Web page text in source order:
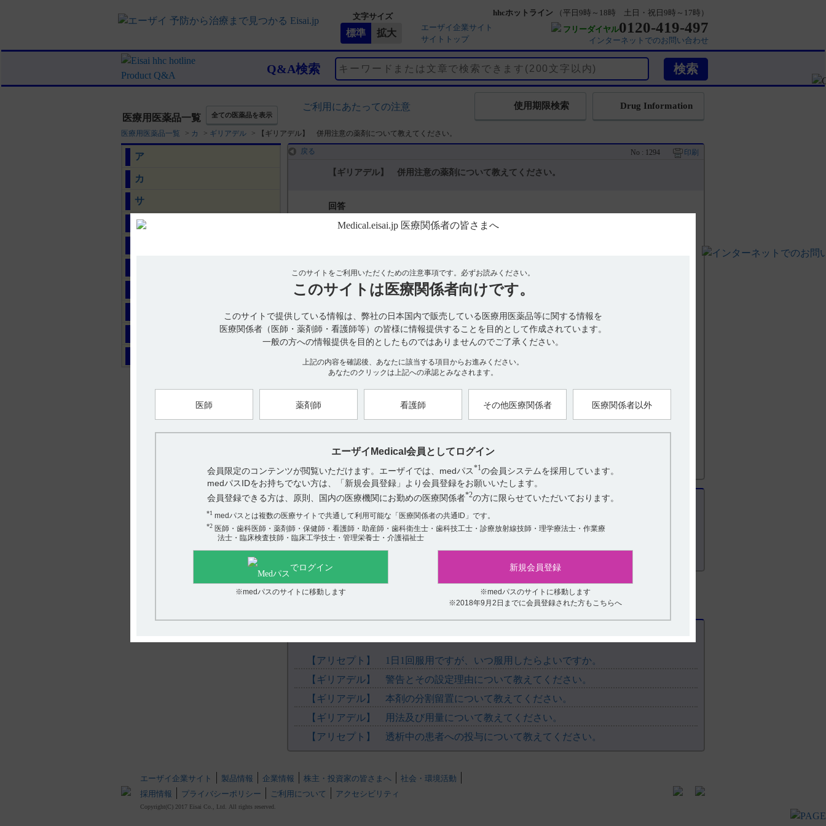
文字サイズ
エーザイ企業サイト
サイトトップ
hhcホットライン
（平日9時～18時 土日・祝日9時～17時）
フリーダイヤル0120-419-497
インターネットでのお問い合わせ
Q&A検索
医療用医薬品一覧 全ての医薬品を表示
ご利用にあたっての注意 Drug Information
使用期限検索
医療用医薬品一覧 > カ > ギリアデル > 【ギリアデル】 併用注意の薬剤について教えてください。
ア
カ
サ
タ
このサイトをご利用いただくための注意事項です。 必ずお読みください。
このサイトは 医療関係者向けです。
このサイトで提供している情報は、弊社の日本国内で販売している医療用医薬品等に関する情報を
医療関係者（医師・薬剤師・看護師等）の皆様に情報提供することを目的として作成されています。
一般の方への情報提供を目的としたものではありませんのでご了承ください。
上記の内容を確認後、あなたに該当する項目からお進みください。
あなたのクリックは上記への承認とみなされます。
医師 薬剤師 看護師 その他医療関係者 医療関係者以外
エーザイMedical会員としてログイン
会員限定のコンテンツが閲覧いただけます。エーザイでは、medパス*1 の会員システムを採用しています。
medパスIDをお持ちでない方は、「新規会員登録」より会員登録をお願いいたします。
会員登録できる方は、原則、国内の医療機関にお勤めの医療関係者*2の方に限らせていただいております。
*1medパスとは複数の医療サイトで共通して利用可能な「医療関係者の共通ID」です。
*2医師・歯科医師・薬剤師・保健師・看護師・助産師・歯科衛生士・歯科技工士・診療放射線技師・理学療法士・作業療
法士・臨床検査技師・臨床工学技士・管理栄養士・介護福祉士
でログイン
※medパスのサイトに移動します
新規会員登録
※medパスのサイトに移動します
※2018年9月2日までに会員登録された方もこちらへ
戻る No : 1294 印刷
【ギリアデル】 併用注意の薬剤について教えてください。
回答
電子添文には併用注意の薬剤は設定されていません。（引用1）
■併用注意とその理由（引用2）
設定されていない
本剤と他薬剤との相互作用については十分には評価されていない。化学療法と組み合わせて用いた際の本剤の
短期と長期の毒性プロファイルは十分には調査されていない。放射線治療と組み合わせて用いた際の本剤に起
因する急性又は慢性の副作用は報告されていない。
【引用】
等）に関する項目 7．相互作用 （2）併用注意とその理由
【更新年月】
アンケート:ご意見をお聞かせください
役に立った
役に立たなかった
【アリセプト】 1日1回服用ですが、いつ服用したらよいですか。
【ギリアデル】 警告とその設定理由について教えてください。
【ギリアデル】 本剤の分割留置について教えてください。
【ギリアデル】 用法及び用量について教えてください。
【アリセプト】 透析中の患者への投与について教えてください。
エーザイ企業サイト 製品情報 企業情報 株主・投資家の皆さまへ
社会・環境活動
採用情報
プライバシーポリシー ご利用について アクセシビリティ
Copyright(C) 2017 Eisai Co., Ltd. All rights reserved.